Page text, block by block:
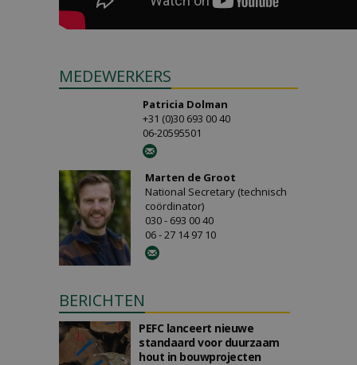
MEDEWERKERS
Patricia Dolman
+31 (0)30 693 00 40
06-20595501
Marten de Groot
National Secretary (technisch
coördinator)
030 - 693 00 40
06 - 27 14 97 10
BERICHTEN
PEFC lanceert nieuwe
standaard voor duurzaam
hout in bouwprojecten